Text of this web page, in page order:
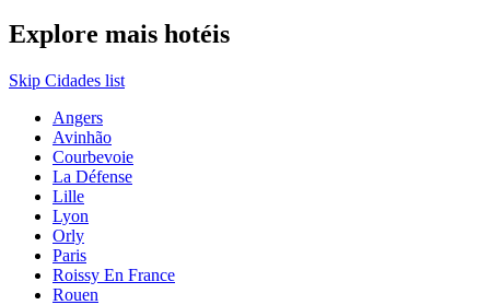
Explore mais hotéis
Skip Cidades list
Angers
Avinhão
Courbevoie
La Défense
Lille
Lyon
Orly
Paris
Roissy En France
Rouen